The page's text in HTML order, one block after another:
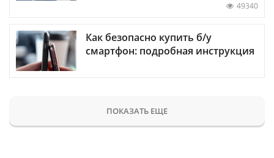
49340
Как безопасно купить б/у
смартфон: подробная инструкция
ПОКАЗАТЬ ЕЩЕ